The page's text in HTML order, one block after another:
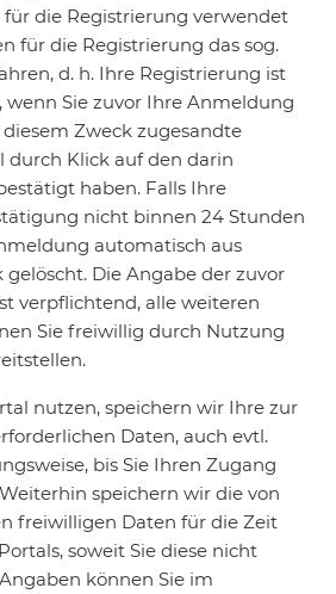
für die Registrierung verwendet
für die Registrierung das sog.
d. h. Ihre Registrierung ist
wenn Sie zuvor Ihre Anmeldung
Zweck zugesandte
durch Klick auf den darin
haben. Falls Ihre
nicht binnen 24 Stunden
automatisch aus
Die Angabe der zuvor
verpflichtend, alle weiteren
Sie freiwillig durch Nutzung
nutzen, speichern wir Ihre zur
Daten, auch evtl.
bis Sie Ihren Zugang
speichern wir die von
freiwilligen Daten für die Zeit
soweit Sie diese nicht
können Sie im